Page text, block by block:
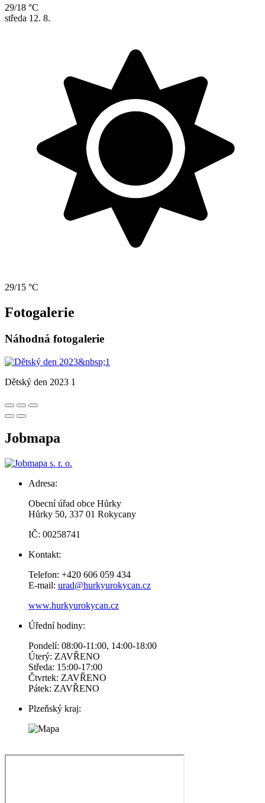
29/18 °C
středa 12. 8.
29/15 °C
Fotogalerie
Náhodná fotogalerie
Dětský den 2023 1
Jobmapa
Adresa:
Obecní úřad obce Hůrky
Hůrky 50, 337 01 Rokycany
IČ: 00258741
Kontakt:
Telefon: +420 606 059 434
E-mail: urad@hurkyurokycan.cz
www.hurkyurokycan.cz
Úřední hodiny:
Pondelí: 08:00-11:00, 14:00-18:00
Úterý: ZAVŘENO
Středa: 15:00-17:00
Čtvrtek: ZAVŘENO
Pátek: ZAVŘENO
Plzeňský kraj: